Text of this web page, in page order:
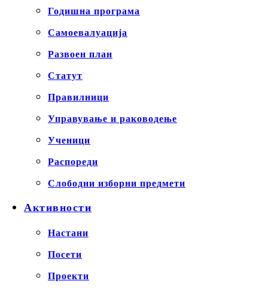
Годишна програма
Самоевалуација
Развоен план
Статут
Правилници
Управување и раководење
Ученици
Распореди
Слободни изборни предмети
Активности
Настани
Посети
Проекти